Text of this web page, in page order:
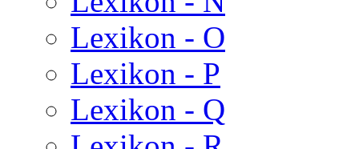
Lexikon - O
Lexikon - P
Lexikon - Q